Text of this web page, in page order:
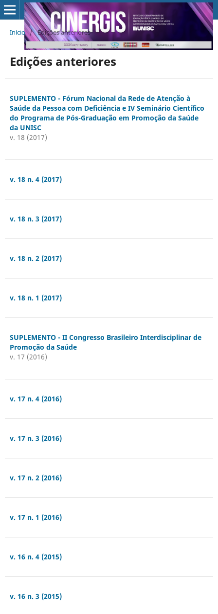
Início / Edições anteriores
Edições anteriores
SUPLEMENTO - Fórum Nacional da Rede de Atenção à
Saúde da Pessoa com Deficiência e IV Seminário Científico
do Programa de Pós-Graduação em Promoção da Saúde
da UNISC
v. 18 (2017)
v. 18 n. 4 (2017)
v. 18 n. 3 (2017)
v. 18 n. 2 (2017)
v. 18 n. 1 (2017)
SUPLEMENTO - II Congresso Brasileiro Interdisciplinar de
Promoção da Saúde
v. 17 (2016)
v. 17 n. 4 (2016)
v. 17 n. 3 (2016)
v. 17 n. 2 (2016)
v. 17 n. 1 (2016)
v. 16 n. 4 (2015)
v. 16 n. 3 (2015)